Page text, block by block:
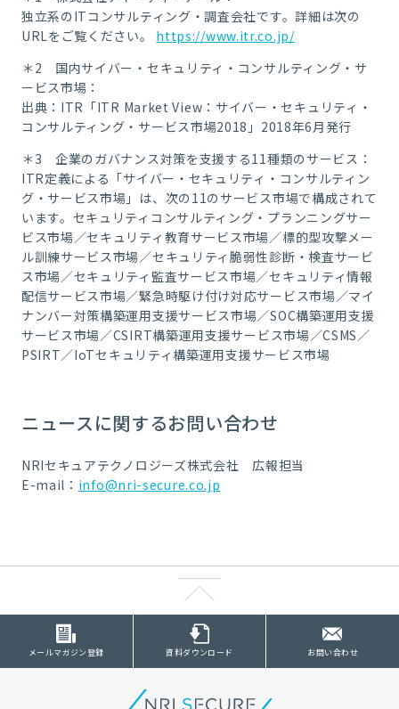
独立系のITコンサルティング・調査会社です。詳細は次の
URLをご覧ください。 https://www.itr.co.jp/
＊2 国内サイバー・セキュリティ・コンサルティング・サ
ービス市場：
出典：ITR「ITR Market View：サイバー・セキュリティ・
コンサルティング・サービス市場2018」2018年6月発行
＊3 企業のガバナンス対策を支援する11種類のサービス：
ITR定義による「サイバー・セキュリティ・コンサルティン
グ・サービス市場」は、次の11のサービス市場で構成されて
います。セキュリティコンサルティング・プランニングサー
ビス市場／セキュリティ教育サービス市場／標的型攻撃メー
ル訓練サービス市場／セキュリティ脆弱性診断・検査サービ
ス市場／セキュリティ監査サービス市場／セキュリティ情報
配信サービス市場／緊急時駆け付け対応サービス市場／マイ
ナンバー対策構築運用支援サービス市場／SOC構築運用支援
サービス市場／CSIRT構築運用支援サービス市場／CSMS／
PSIRT／IoTセキュリティ構築運用支援サービス市場
ニュースに関するお問い合わせ
NRIセキュアテクノロジーズ株式会社 広報担当
E-mail： info@nri-secure.co.jp
メールマガジン登録 資料ダウンロード お問い合わせ